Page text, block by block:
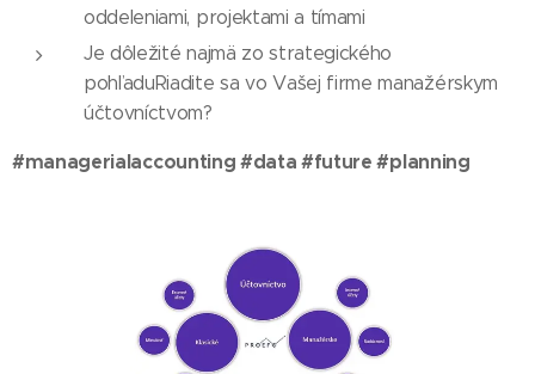
oddeleniami, projektami a tímami
Je dôležité najmä zo strategického
pohľaduRiadite sa vo Vašej firme manažérskym
účtovníctvom?
#managerialaccounting #data #future #planning